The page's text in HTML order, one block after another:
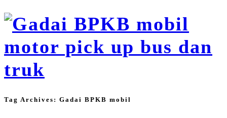
Tag Archives: Gadai BPKB mobil